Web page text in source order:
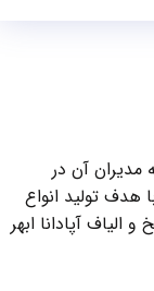
مدیران آن در
نساجی و فرش ماشینی در سال 1389 با هدف تولید انواع
آپادانا ابهر